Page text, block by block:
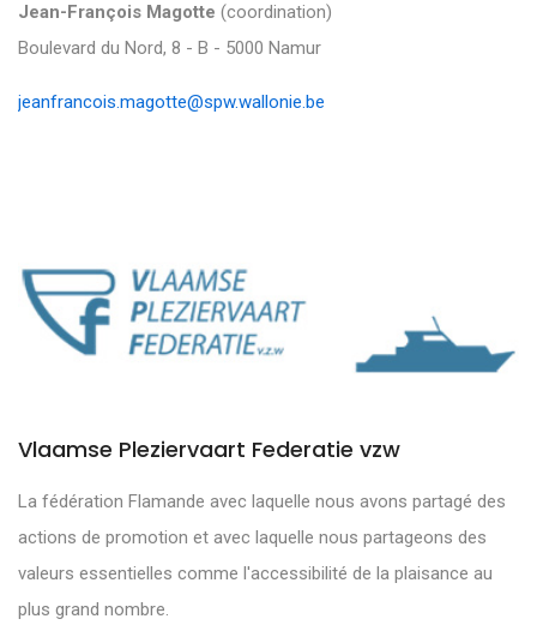
Jean-François Magotte (coordination)
Boulevard du Nord, 8 - B - 5000 Namur
jeanfrancois.magotte@spw.wallonie.be
Vlaamse Pleziervaart Federatie vzw
La fédération Flamande avec laquelle nous avons partagé des
actions de promotion et avec laquelle nous partageons des
valeurs essentielles comme l'accessibilité de la plaisance au
plus grand nombre.